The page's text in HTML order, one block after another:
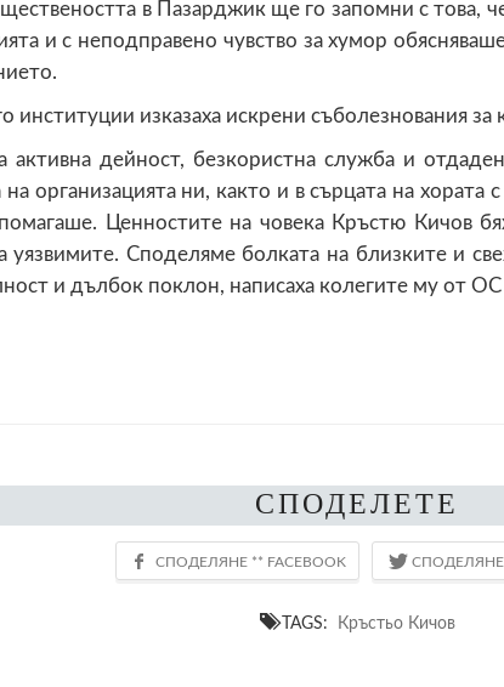
в Пазарджик ще го запомни с това,
и с неподправено чувство за хумор
институции изказаха искрени съболезнования за
активна дейност, безкористна служба и
на организацията ни, както и в сърцата на хората
Ценностите на човека Кръстю Кичов
уязвимите. Споделяме болката на близките и
и дълбок поклон, написаха колегите му от
СПОДЕЛЕТЕ
TAGS: Кръстьо Кичов